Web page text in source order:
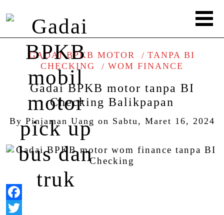
GADAI BPKB MOTOR
TANPA BI
CHECKING
WOM FINANCE
Gadai BPKB motor tanpa BI
Checking Balikpapan
By Pinjaman Uang on Sabtu, Maret 16, 2024
Facebook